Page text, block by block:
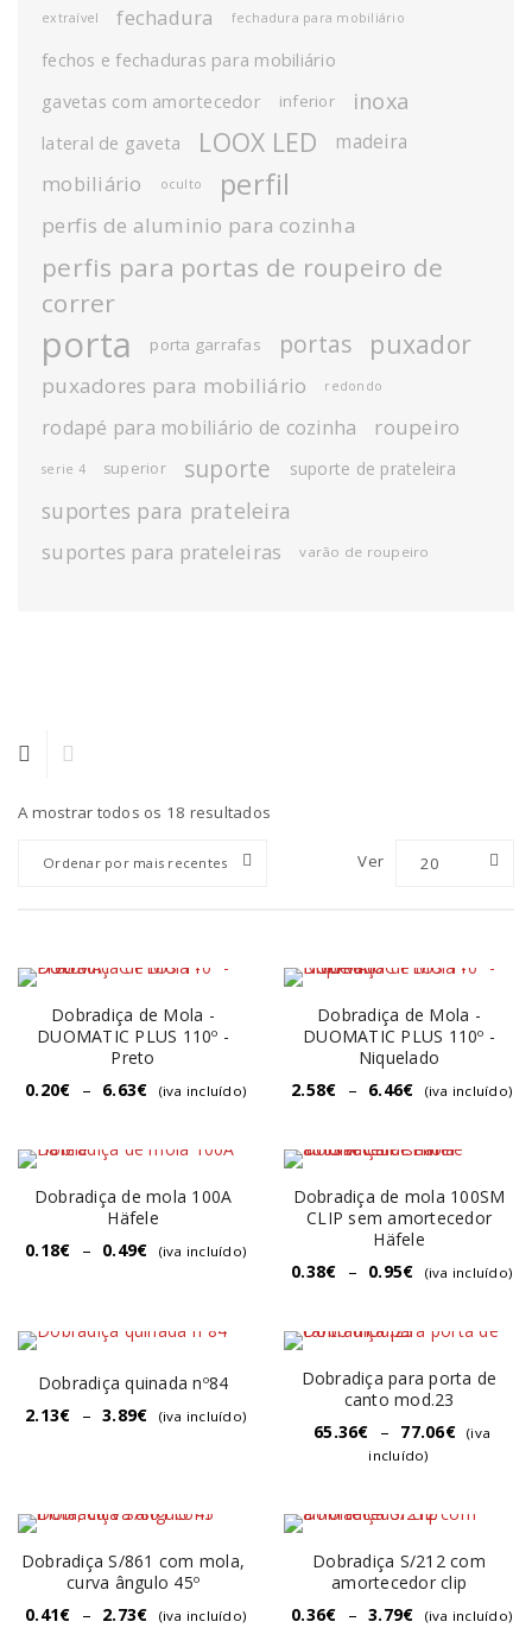
extraível fechadura fechadura para mobiliário
fechos e fechaduras para mobiliário
gavetas com amortecedor
inferior inoxa
lateral de gaveta LOOX LED madeira
mobiliário oculto perfil
perfis de aluminio para cozinha
perfis para portas de roupeiro de
correr
porta porta garrafas portas puxador
puxadores para mobiliário redondo
rodapé para mobiliário de cozinha roupeiro
serie 4 superior suporte suporte de prateleira
suportes para prateleira
suportes para prateleiras varão de roupeiro
A mostrar todos os 18 resultados
Ordenar por mais recentes Ver 20
Dobradiça de Mola -
DUOMATIC PLUS 110º -
Preto
0.20€ – 6.63€ (iva incluído)
Dobradiça de Mola -
DUOMATIC PLUS 110º -
Niquelado
2.58€ – 6.46€ (iva incluído)
Dobradiça de mola 100A
Häfele
0.18€ – 0.49€ (iva incluído)
Dobradiça de mola 100SM
CLIP sem amortecedor
Häfele
0.38€ – 0.95€ (iva incluído)
Dobradiça quinada nº84
2.13€ – 3.89€ (iva incluído)
Dobradiça para porta de
canto mod.23
65.36€ – 77.06€
(iva
incluído)
Dobradiça S/861 com mola,
curva ângulo 45º
0.41€ – 2.73€ (iva incluído)
Dobradiça S/212 com
amortecedor clip
0.36€ – 3.79€ (iva incluído)